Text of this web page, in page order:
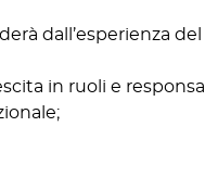
dall’esperienza del
in ruoli e